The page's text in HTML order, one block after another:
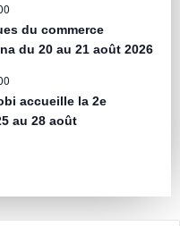
du commerce
du 20 au 21 août 2026
accueille la 2e
au 28 août